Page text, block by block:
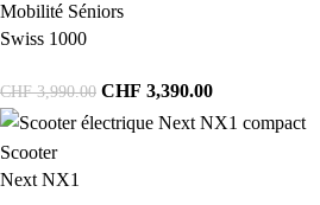
Mobilité Séniors
Swiss 1000
CHF3,990.00 CHF 3,390.00
Scooter
Next NX1